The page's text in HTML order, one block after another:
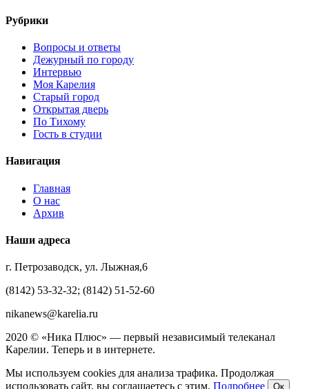
Рубрики
Вопросы и ответы
Дежурный по городу
Интервью
Моя Карелия
Старый город
Открытая дверь
По Тихому
Гость в студии
Навигация
Главная
О нас
Архив
Наши адреса
г. Петрозаводск, ул. Лыжная,6
(8142) 53-32-32; (8142) 51-52-60
nikanews@karelia.ru
2020 © «Ника Плюс» — первый независимый телеканал
Карелии. Теперь и в интернете.
Мы используем cookies для анализа трафика. Продолжая
использовать сайт, вы соглашаетесь с этим. Подробнее Ок